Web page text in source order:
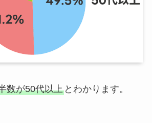
数が50代以上とわかります。